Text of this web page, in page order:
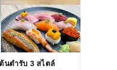
นตำรับ 3 สไตล์